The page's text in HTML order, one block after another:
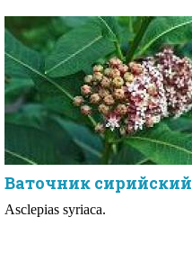
Ваточник сирийский
Asclepias syriaca.